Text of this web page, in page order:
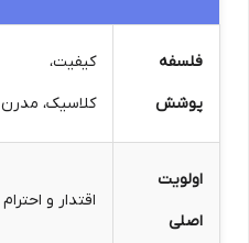
فلسفه
پوشش
کیفیت،
کلاسیک، مدرن
اولویت
اصلی
اقتدار و احترام